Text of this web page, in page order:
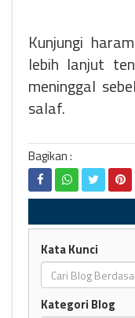
Kunjungi
lebih lanjut
meninggal
salaf.
Bagikan :
Kata Kunci
Kategori Blog